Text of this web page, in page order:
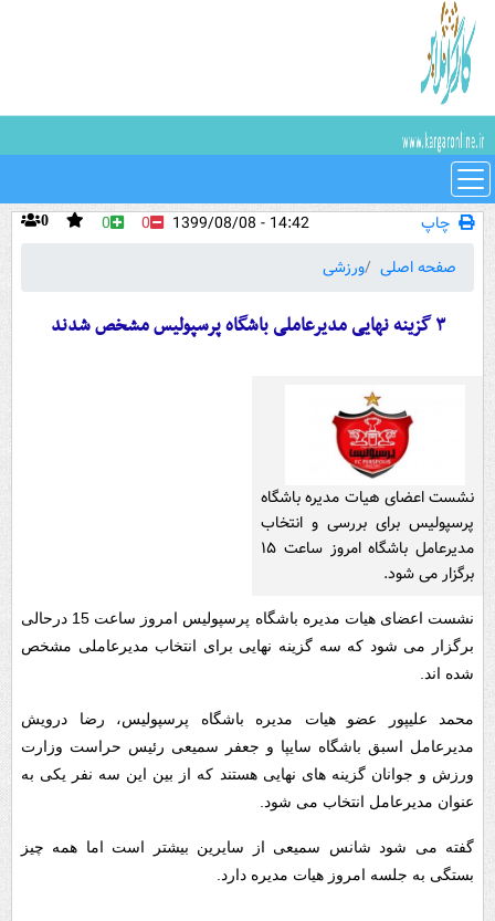
چاپ 0 0 0
14:42 - 1399/08/08
صفحه اصلی
ورزشی
۳ گزینه نهایی مدیرعاملی باشگاه پرسپولیس مشخص شدند
نشست اعضای هیات مدیره باشگاه
پرسپولیس برای بررسی و انتخاب
مدیرعامل باشگاه امروز ساعت ۱۵
برگزار می شود.
نشست اعضای هیات مدیره باشگاه پرسپولیس امروز ساعت 15 درحالی
برگزار می شود که سه گزینه نهایی برای انتخاب مدیرعاملی مشخص
شده اند.
محمد علیپور عضو هیات مدیره باشگاه پرسپولیس، رضا درویش
مدیرعامل اسبق باشگاه سایپا و جعفر سمیعی رئیس حراست وزارت
ورزش و جوانان گزینه های نهایی هستند که از بین این سه نفر یکی به
عنوان مدیرعامل انتخاب می شود.
گفته می شود شانس سمیعی از سایرین بیشتر است اما همه چیز
بستگی به جلسه امروز هیات مدیره دارد.